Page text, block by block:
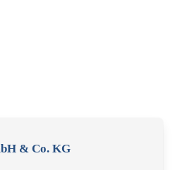
& Co. KG